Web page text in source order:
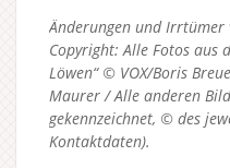
Änderungen und
Copyright: Alle Fotos aus
Löwen“ © VOX/Boris
Maurer / Alle anderen
gekennzeichnet, © des
Kontaktdaten).